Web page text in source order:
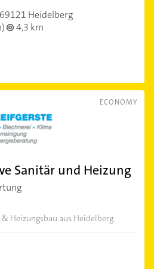
69121 Heidelberg
4,3 km
ECONOMY
Sanitär und Heizung
Heizungsbau aus Heidelberg